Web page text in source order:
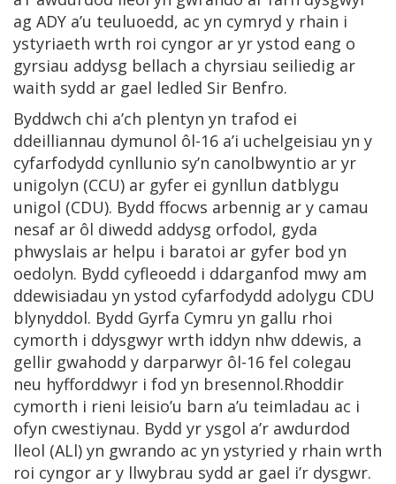
ag ADY a’u teuluoedd, ac yn cymryd y rhain i
ystyriaeth wrth roi cyngor ar yr ystod eang o
gyrsiau addysg bellach a chyrsiau seiliedig ar
waith sydd ar gael ledled Sir Benfro.
Byddwch chi a’ch plentyn yn trafod ei
ddeilliannau dymunol ôl-16 a’i uchelgeisiau yn y
cyfarfodydd cynllunio sy’n canolbwyntio ar yr
unigolyn (CCU) ar gyfer ei gynllun datblygu
unigol (CDU). Bydd ffocws arbennig ar y camau
nesaf ar ôl diwedd addysg orfodol, gyda
phwyslais ar helpu i baratoi ar gyfer bod yn
oedolyn. Bydd cyfleoedd i ddarganfod mwy am
ddewisiadau yn ystod cyfarfodydd adolygu CDU
blynyddol. Bydd Gyrfa Cymru yn gallu rhoi
cymorth i ddysgwyr wrth iddyn nhw ddewis, a
gellir gwahodd y darparwyr ôl-16 fel colegau
neu hyfforddwyr i fod yn bresennol.Rhoddir
cymorth i rieni leisio’u barn a’u teimladau ac i
ofyn cwestiynau. Bydd yr ysgol a’r awdurdod
lleol (ALl) yn gwrando ac yn ystyried y rhain wrth
roi cyngor ar y llwybrau sydd ar gael i’r dysgwr.